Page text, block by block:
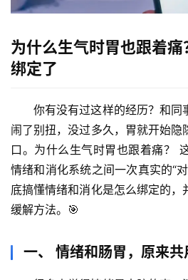
为什么生气时胃也跟着
绑定了
你有没有过这样的经历？和同
闹了别扭，没过多久，胃就开始隐
口。 为什么生气时胃也跟着痛？
情绪和消化系统之间一次真实的“
底搞懂情绪和消化是怎么绑定的，
缓解方法。🎯
一、 情绪和肠胃，原来共